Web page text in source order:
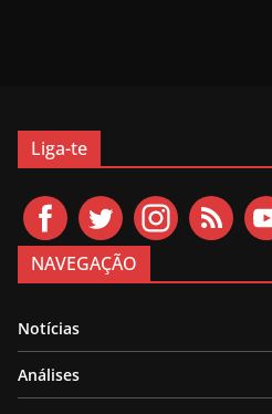
Liga-te
NAVEGAÇÃO
Notícias
Análises